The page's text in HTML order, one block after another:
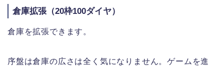
倉庫拡張（20枠100ダイヤ）
倉庫を拡張できます。
序盤は倉庫の広さは全く気になりません。ゲームを進